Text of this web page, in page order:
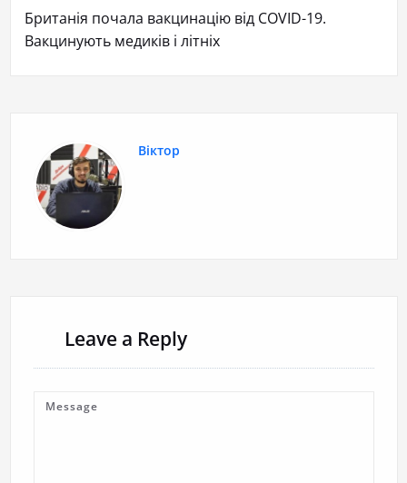
Британія почала вакцинацію від COVID-19.
Вакцинують медиків і літніх
Віктор
Leave a Reply